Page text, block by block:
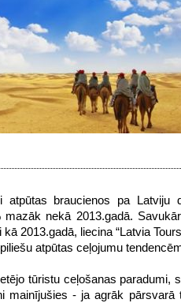
atpūtas braucienos pa Latviju
nekā 2013.gadā.
2013.gadā, liecina “Latvia
atpūtas ceļojumu
tūristu ceļošanas paradumi,
mainījušies - ja agrāk pārsvarā